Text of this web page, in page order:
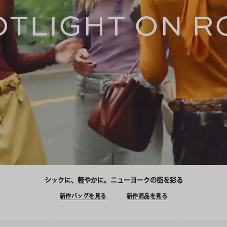
ON
シックに、軽やかに。ニューヨークの街を彩る
新作バッグを見る 新作商品を見る